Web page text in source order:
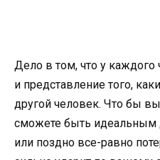
Дело в том, что у каждого
и представление того,
другой человек. Что бы
сможете быть идеальным
или поздно все-равно